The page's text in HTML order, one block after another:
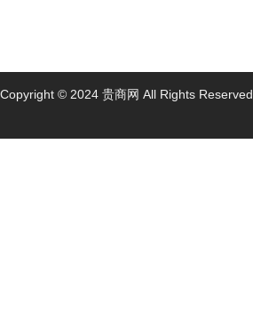
Copyright © 2024 贵商网 All Rights Reserved.